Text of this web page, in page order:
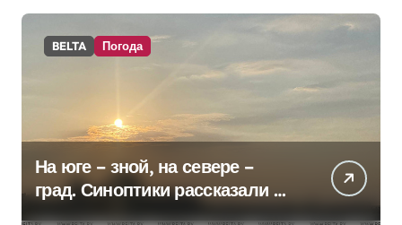
BELTA Погода
На юге – зной, на севере –
град. Синоптики рассказали о
погоде на сегодня